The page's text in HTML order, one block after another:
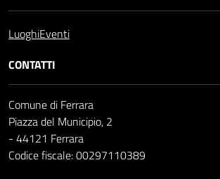
LuoghiEventi
CONTATTI
Comune di Ferrara
Piazza del Municipio, 2
- 44121 Ferrara
Codice fiscale: 00297110389